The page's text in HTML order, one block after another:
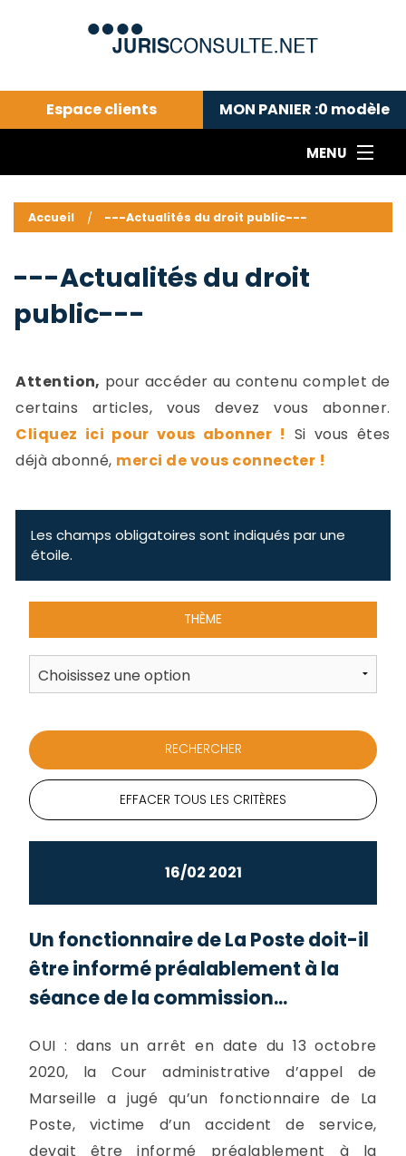
Espace clients MON PANIER :0 modèle
MENU
---Actualités du droit public---
Droit pénal---
Droit privé ---
Abonnement aux actualités
Accueil ---Actualités du droit public---
---Actualités du droit
public---
Attention, pour accéder au contenu complet de
certains articles, vous devez vous abonner.
Cliquez ici pour vous abonner ! Si vous êtes
déjà abonné, merci de vous connecter !
Les champs obligatoires sont indiqués par une
étoile.
THÈME
EFFACER TOUS LES CRITÈRES
16/02 2021
Un fonctionnaire de La Poste doit-il
être informé préalablement à la
séance de la commission...
OUI : dans un arrêt en date du 13 octobre
2020, la Cour administrative d’appel de
Marseille a jugé qu’un fonctionnaire de La
Poste, victime d’un accident de service,
devait être informé préalablement à la